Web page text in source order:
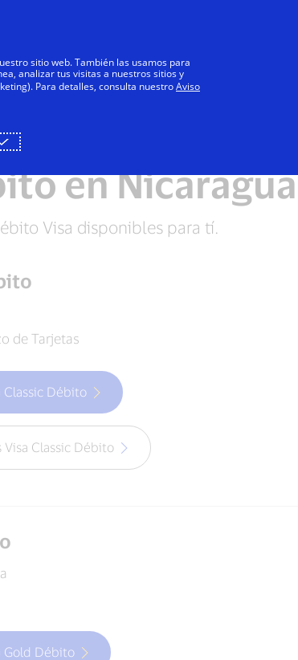
Innovadores Todos
en Nicaragua
Visa disponibles para tí.
de Tarjetas
Classic Débito
Classic Débito
Gold Débito
sitio web. También las usamos para
analizar tus visitas a nuestros sitios y
Para detalles, consulta nuestroAviso